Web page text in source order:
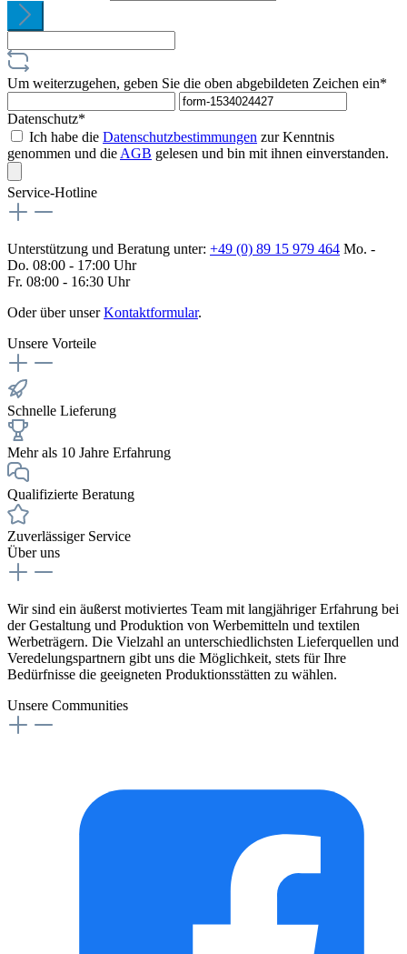
Um weiterzugehen, geben Sie die oben abgebildeten Zeichen ein*
Datenschutz*
Ich habe die Datenschutzbestimmungen zur Kenntnis
genommen und die AGB gelesen und bin mit ihnen einverstanden.
Service-Hotline
Unterstützung und Beratung unter: +49 (0) 89 15 979 464 Mo. -
Do. 08:00 - 17:00 Uhr
Fr. 08:00 - 16:30 Uhr
Oder über unserKontaktformular.
Unsere Vorteile
Schnelle Lieferung
Mehr als 10 Jahre Erfahrung
Qualifizierte Beratung
Zuverlässiger Service
Über uns
Wir sind ein äußerst motiviertes Team mit langjähriger Erfahrung bei
der Gestaltung und Produktion von Werbemitteln und textilen
Werbeträgern. Die Vielzahl an unterschiedlichsten Lieferquellen und
Veredelungspartnern gibt uns die Möglichkeit, stets für Ihre
Bedürfnisse die geeigneten Produktionsstätten zu wählen.
Unsere Communities